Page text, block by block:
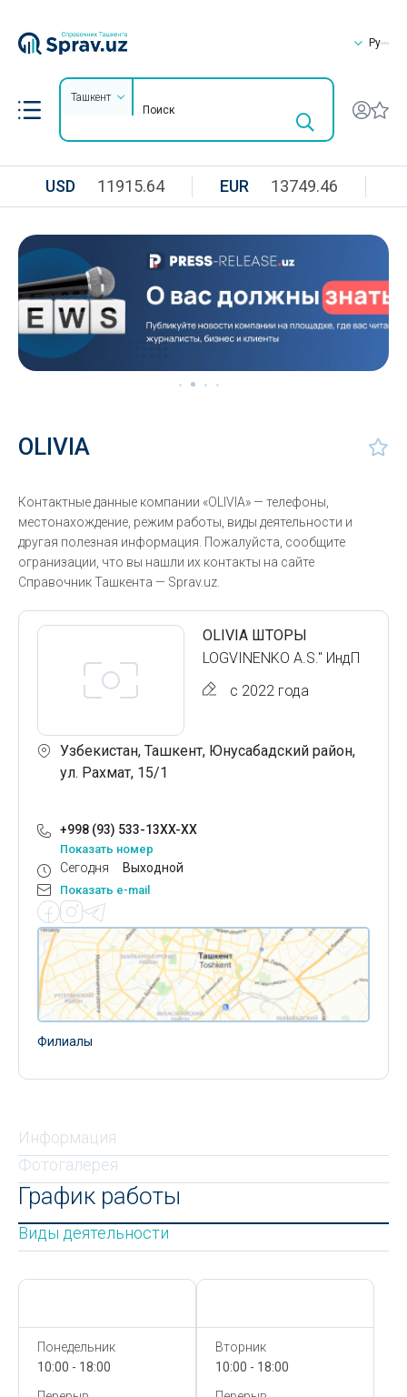
Ру
Ташкент
USD 11915.64 EUR 13749.46
OLIVIA
Контактные данные компании «OLIVIA» — телефоны,
местонахождение, режим работы, виды деятельности и
другая полезная информация. Пожалуйста, сообщите
огранизации, что вы нашли их контакты на сайте
Справочник Ташкента — Sprav.uz.
OLIVIA ШТОРЫ
LOGVINENKO A.S." ИндП
с 2022 года
Узбекистан, Ташкент, Юнусабадский район,
ул. Рахмат, 15/1
+998 (93) 533-13XX-XX
Показать номер
Сегодня Выходной
Показать e-mail
Филиалы
Информация
Фотогалерея
График работы
Виды деятельности
Понедельник
10:00 - 18:00
Вторник
10:00 - 18:00